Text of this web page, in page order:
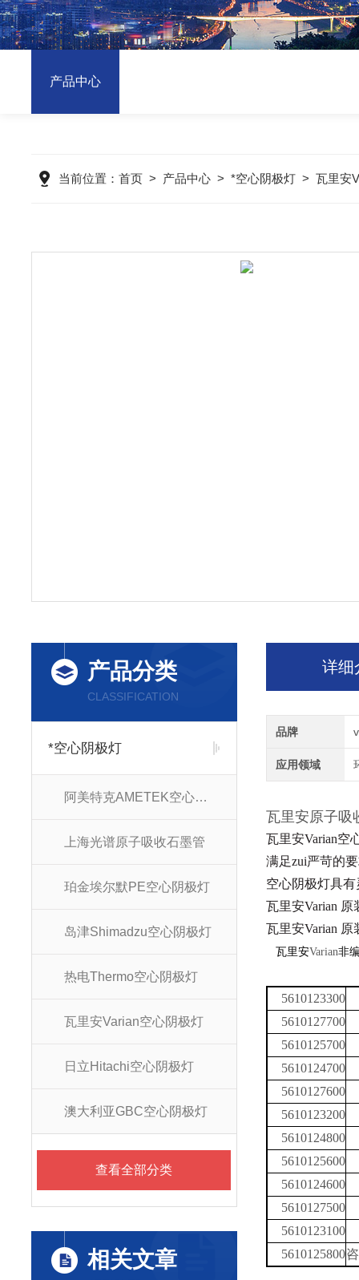
产品中心
当前位置： 首页 > 产品中心 > *空心阴极灯 > 瓦里安
产品分类
CLASSIFICATION
*空心阴极灯
阿美特克AMETEK空心阴极灯
上海光谱原子吸收石墨管
珀金埃尔默PE空心阴极灯
岛津Shimadzu空心阴极灯
热电Thermo空心阴极灯
瓦里安Varian空心阴极灯
日立Hitachi空心阴极灯
澳大利亚GBC空心阴极灯
查看全部分类
相关文章
详细
品牌
应用领域
瓦里安原子
瓦里安Varian空
满足zui严苛的
空心阴极灯具有
瓦里安Varian
瓦里安Varian
瓦里安Varian非
5610123300
5610127700
5610125700
5610124700
5610127600
5610123200
5610124800
5610125600
5610124600
5610127500
5610123100
5610125800